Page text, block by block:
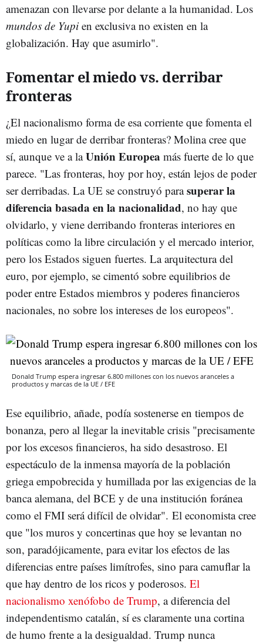
amenazan con llevarse por delante a la humanidad. Los
mundos de Yupi en exclusiva no existen en la
globalización. Hay que asumirlo".
Fomentar el miedo vs. derribar
fronteras
¿El nacionalismo forma de esa corriente que fomenta el
miedo en lugar de derribar fronteras? Molina cree que
sí, aunque ve a laUnión Europea más fuerte de lo que
parece. "Las fronteras, hoy por hoy, están lejos de poder
ser derribadas. La UE se construyó parasuperar la
diferencia basada en la nacionalidad, no hay que
olvidarlo, y viene derribando fronteras interiores en
políticas como la libre circulación y el mercado interior,
pero los Estados siguen fuertes. La arquitectura del
euro, por ejemplo, se cimentó sobre equilibrios de
poder entre Estados miembros y poderes financieros
nacionales, no sobre los intereses de los europeos".
Donald Trump espera ingresar 6.800 millones con los nuevos aranceles a
productos y marcas de la UE / EFE
Ese equilibrio, añade, podía sostenerse en tiempos de
bonanza, pero al llegar la inevitable crisis "precisamente
por los excesos financieros, ha sido desastroso. El
espectáculo de la inmensa mayoría de la población
griega empobrecida y humillada por las exigencias de la
banca alemana, del BCE y de una institución foránea
como el FMI será difícil de olvidar". El economista cree
que "los muros y concertinas que hoy se levantan no
son, paradójicamente, para evitar los efectos de las
diferencias entre países limítrofes, sino para camuflar la
que hay dentro de los ricos y poderosos. El
nacionalismo xenófobo de Trump, a diferencia del
independentismo catalán, sí es claramente una cortina
de humo frente a la desigualdad. Trump nunca